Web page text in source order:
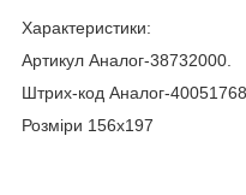
Характеристики:
Артикул Аналог-38732000.
Штрих-код Аналог-
Розміри 156x197